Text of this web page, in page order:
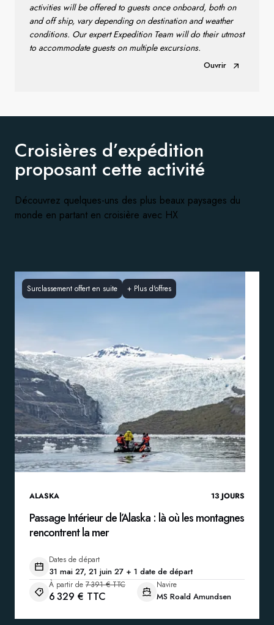
activities will be offered to guests once onboard, both on
and off ship, vary depending on destination and weather
conditions. Our expert Expedition Team will do their utmost
to accommodate guests on multiple excursions.
Ouvrir
Croisières d’expédition
proposant cette activité
Découvrez quelques-uns des plus beaux paysages du
monde en partant en croisière avec HX
Surclassement offert en suite + Plus d'offres
ALASKA 13 JOURS
Passage Intérieur de l’Alaska : là où les montagnes
rencontrent la mer
Dates de départ
31 mai 27, 21 juin 27 + 1 date de départ
À partir de 7 391 € TTC
6 329 € TTC
Navire
MS Roald Amundsen